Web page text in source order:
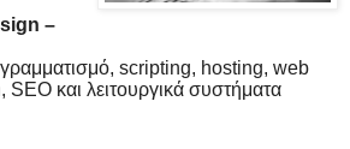
–
, scripting, hosting, web
SEO και λειτουργικά συστήματα